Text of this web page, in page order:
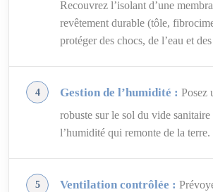
Recouvrez l’isolant d’une
revêtement durable (tôle,
protéger des chocs, de l’eau et
Gestion de l’humidité : Posez
robuste sur le sol du vide
l’humidité qui remonte de la terre.
Ventilation contrôlée :